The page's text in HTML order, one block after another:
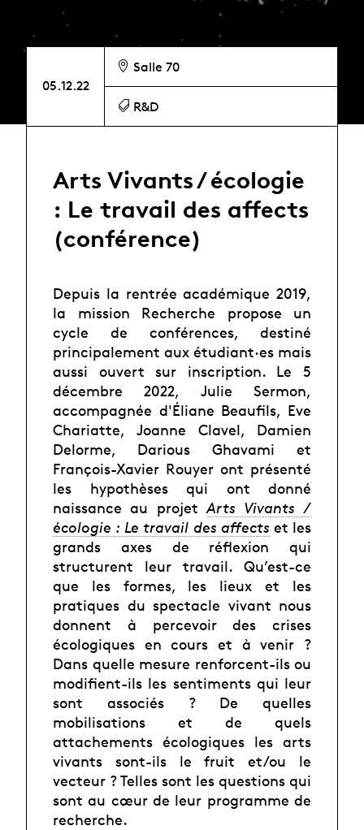
05.12.22
Salle 70
R&D
Arts Vivants / écologie
: Le travail des affects
(conférence)
Depuis la rentrée académique 2019,
la mission Recherche propose un
cycle de conférences, destiné
principalement aux étudiant·es mais
aussi ouvert sur inscription. Le 5
décembre 2022, Julie Sermon,
accompagnée d'Éliane Beaufils, Eve
Chariatte, Joanne Clavel, Damien
Delorme, Darious Ghavami et
François-Xavier Rouyer ont présenté
les hypothèses qui ont donné
naissance au projetArts Vivants /
écologie : Le travail des affectset les
grands axes de réflexion qui
structurent leur travail. Qu’est-ce
que les formes, les lieux et les
pratiques du spectacle vivant nous
donnent à percevoir des crises
écologiques en cours et à venir ?
Dans quelle mesure renforcent-ils ou
modifient-ils les sentiments qui leur
sont associés ? De quelles
mobilisations et de quels
attachements écologiques les arts
vivants sont-ils le fruit et/ou le
vecteur ? Telles sont les questions qui
sont au cœur de leur programme de
recherche.